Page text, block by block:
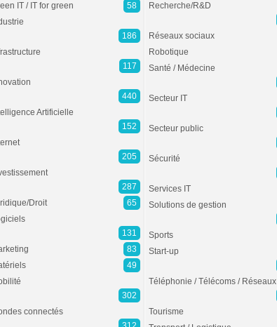
IT / IT for green
58
186
117
440
Artificielle
152
205
287
Droit
65
131
83
49
302
connectés
Recherche/R&D
Réseaux sociaux
Robotique
Santé / Médecine
Secteur IT
Secteur public
Sécurité
Services IT
Solutions de gestion
Sports
Start-up
Téléphonie / Télécoms / Réseaux
Tourisme